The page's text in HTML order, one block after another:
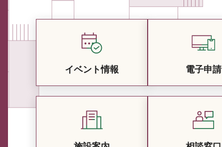
イベント情報 電子申請